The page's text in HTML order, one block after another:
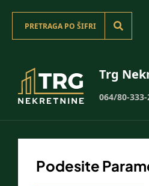
Trg
064/80-333-
Podesite